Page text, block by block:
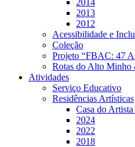
2014
2013
2012
Acessibilidade e
Coleção
Projeto “FBAC: 47
Rotas do Alto Minho
Atividades
Serviço Educativo
Residências Artísticas
Casa do
2024
2022
2018